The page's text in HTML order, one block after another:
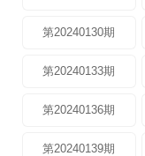
第20240130期
第20240133期
第20240136期
第20240139期